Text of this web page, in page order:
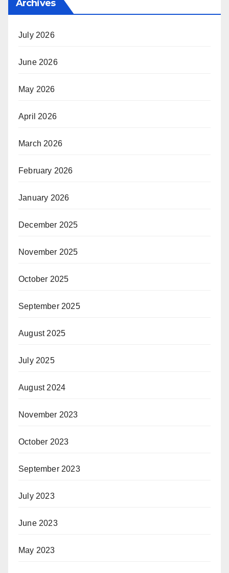
Archives
July 2026
June 2026
May 2026
April 2026
March 2026
February 2026
January 2026
December 2025
November 2025
October 2025
September 2025
August 2025
July 2025
August 2024
November 2023
October 2023
September 2023
July 2023
June 2023
May 2023